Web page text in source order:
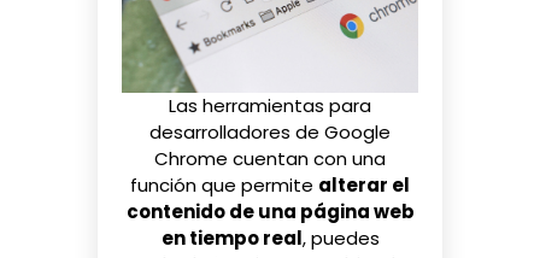
Las herramientas para
desarrolladores de Google
Chrome cuentan con una
función que permite alterar el
contenido de una página web
en tiempo real, puedes